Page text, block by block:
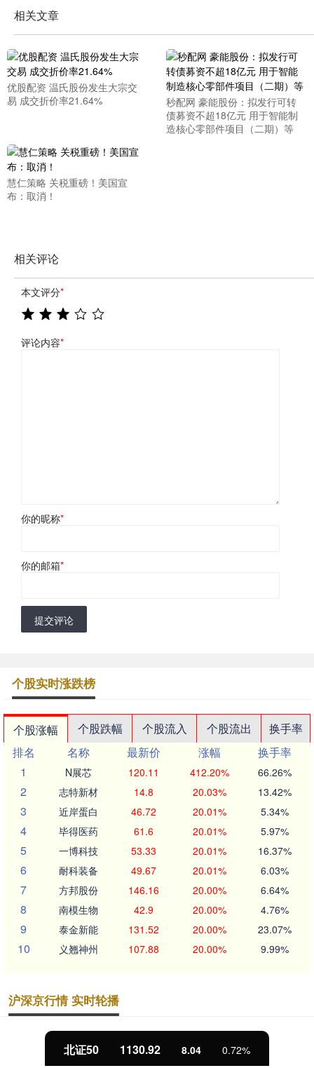
相关文章
优股配资 温氏股份发生大宗交
易 成交折价率21.64%
秒配网 豪能股份：拟发行可转
债募资不超18亿元 用于智能制
造核心零部件项目（二期）等
慧仁策略 关税重磅！美国宣
布：取消！
相关评论
本文评分*
评论内容*
你的昵称*
你的邮箱*
提交评论
个股实时涨跌榜
个股涨幅 个股跌幅 个股流入 个股流出
换手率
排名
名称 最新价 涨幅
换手率
1
N展芯 120.11 412.20% 66.26%
2 志特新材 14.8 20.03% 13.42%
3 近岸蛋白 46.72 20.01% 5.34%
4 毕得医药 61.6 20.01% 5.97%
5 一博科技 53.33 20.01% 16.37%
6 耐科装备 49.67 20.01% 6.03%
7 方邦股份 146.16 20.00% 6.64%
8 南模生物 42.9 20.00% 4.76%
9 泰金新能 131.52 20.00% 23.07%
10 义翘神州 107.88 20.00% 9.99%
沪深京行情 实时轮播
北证50 1130.92 8.04 0.72%